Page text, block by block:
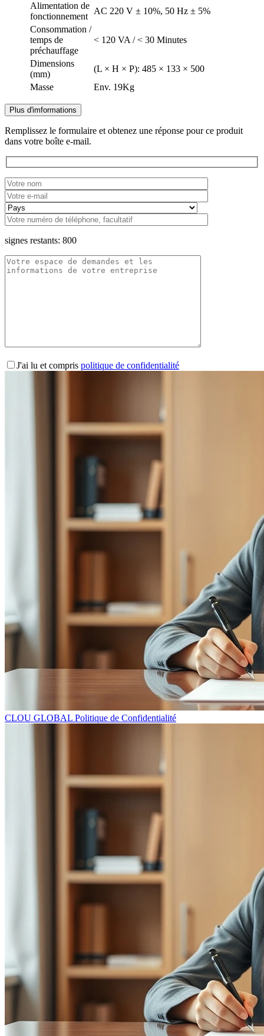
Alimentation de
fonctionnement
AC 220 V ± 10%, 50 Hz ± 5%
Consommation /
temps de
préchauffage
< 120 VA / < 30 Minutes
Dimensions
(mm)
(L × H × P): 485 × 133 × 500
Masse
Env. 19Kg
Plus d'imformations
Remplissez le formulaire et obtenez une réponse pour ce produit
dans votre boîte e-mail.
signes restants: 800
J'ai lu et compris politique de confidentialité
CLOU GLOBAL Politique de Confidentialité